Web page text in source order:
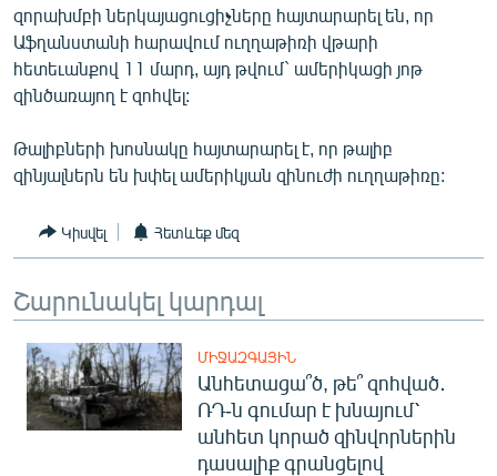
ՊԱՏԵՐԱԶՄԻ 6 ՇԱԲԱԹՆԵՐԸ
ՏԱՐԱԾԱՇՐՋԱՆ
ՄԻՋԱԶԳԱՅԻՆ
ՄՇԱԿՈՒՅԹ
ՍՊՈՐՏ
ՄԵԿՆԱԲԱՆՈՒԹՅՈՒՆ
ՏՏ ԵՒ ԻՆՏԵՐՆԵՏ
ԿՈՐՈՆԱՎԻՐՈՒՍ
ԱՐԽԻՎ
ՏԵՍԱՆՅՈՒԹԵՐ
ԲԱՆԱՎԵՃ
ՁԳՏԵԼՈՎ ԼԱՎԱԳՈՒՅՆԻՆ
զորախմբի ներկայացուցիչները հայտարարել են, որ
Աֆղանստանի հարավում ուղղաթիռի վթարի
հետեւանքով 11 մարդ, այդ թվում` ամերիկացի յոթ
զինծառայող է զոհվել:
Թալիբների խոսնակը հայտարարել է, որ թալիբ
զինյալներն են խփել ամերիկյան զինուժի ուղղաթիռը:
Կիսվել Հետևեք մեզ
Շարունակել կարդալ
ՄԻՋԱԶԳԱՅԻՆ
Անհետացա՞ծ, թե՞ զոհված․
ՌԴ-ն գումար է խնայում՝
անհետ կորած զինվորներին
դասալիք գրանցելով